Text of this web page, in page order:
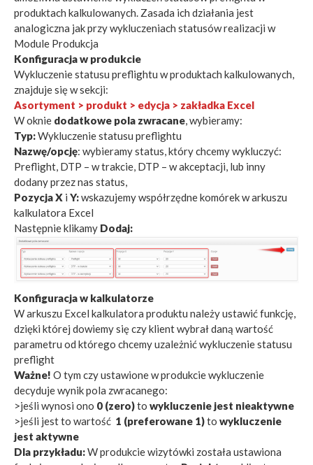
produktach kalkulowanych. Zasada ich działania jest
analogiczna jak przy wykluczeniach statusów realizacji w
Module Produkcja
Konfiguracja w produkcie
Wykluczenie statusu preflightu w produktach kalkulowanych,
znajduje się w sekcji:
Asortyment > produkt > edycja > zakładka Excel
W oknie dodatkowe pola zwracane, wybieramy:
Typ:Wykluczenie statusu preflightu
Nazwę/opcję: wybieramy status, który chcemy wykluczyć:
Preflight, DTP – w trakcie, DTP – w akceptacji, lub inny
dodany przez nas status,
Pozycja X i Y:wskazujemy współrzędne komórek w arkuszu
kalkulatora Excel
Następnie klikamy Dodaj:
Konfiguracja w kalkulatorze
W arkuszu Excel kalkulatora produktu należy ustawić funkcję,
dzięki której dowiemy się czy klient wybrał daną wartość
parametru od którego chcemy uzależnić wykluczenie statusu
preflight
Ważne! O tym czy ustawione w produkcie wykluczenie
decyduje wynik pola zwracanego:
>jeśli wynosi ono 0 (zero)to wykluczenie jest nieaktywne
>jeśli jest to wartość 1 (preferowane 1)to wykluczenie
jest aktywne
Dla przykładu:W produkcie wizytówki została ustawiona